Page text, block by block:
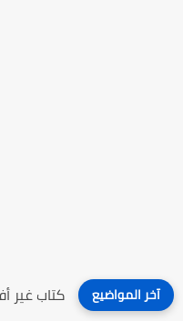
آخر المواضيع كتاب